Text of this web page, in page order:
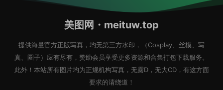
美图网・meituw.top
提供海量官方正版写真，均无第三方水印，（Cosplay、丝模、写
真、圈子）应有尽有，赞助会员享受更多资源和合集打包下载服务。
此外！本站所有图片均为正规机构写真，无露D，无大CD，有这方面
要求的请绕道！